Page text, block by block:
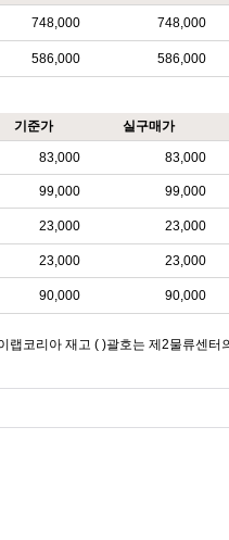
748,000 748,000
586,000 586,000
기준가 실구매가
83,000 83,000
99,000 99,000
23,000 23,000
23,000 23,000
90,000 90,000
랩코리아 재고 ( )괄호는 제2물류센터